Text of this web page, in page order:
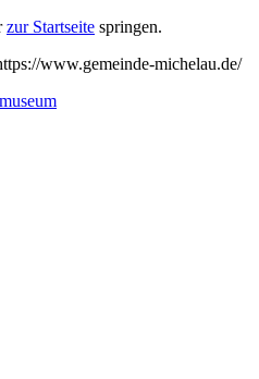
zur Startseite springen.
www.gemeinde-michelau.de/